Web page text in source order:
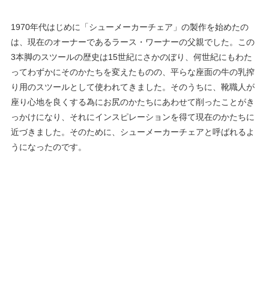
1970年代はじめに「シューメーカーチェア」の製作を始めたの
は、現在のオーナーであるラース・ワーナーの父親でした。この
3本脚のスツールの歴史は15世紀にさかのぼり、何世紀にもわた
ってわずかにそのかたちを変えたものの、平らな座面の牛の乳搾
り用のスツールとして使われてきました。そのうちに、靴職人が
座り心地を良くする為にお尻のかたちにあわせて削ったことがき
っかけになり、それにインスピレーションを得て現在のかたちに
近づきました。そのために、シューメーカーチェアと呼ばれるよ
うになったのです。